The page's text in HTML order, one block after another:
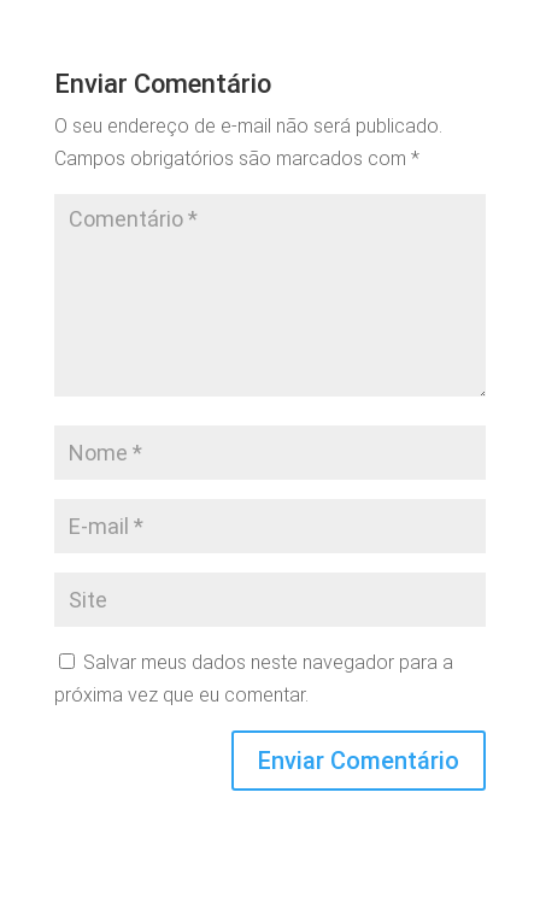
Enviar Comentário
O seu endereço de e-mail não será publicado.
Campos obrigatórios são marcados com *
Salvar meus dados neste navegador para a
próxima vez que eu comentar.